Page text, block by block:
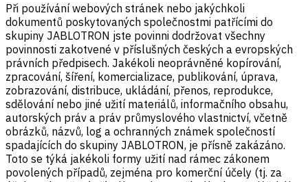
Při používání webových stránek nebo jakýchkoli
dokumentů poskytovaných společnostmi patřícími do
skupiny JABLOTRON jste povinni dodržovat všechny
povinnosti zakotvené v příslušných českých a evropských
právních předpisech. Jakékoli neoprávněné kopírování,
zpracování, šíření, komercializace, publikování, úprava,
zobrazování, distribuce, ukládání, přenos, reprodukce,
sdělování nebo jiné užití materiálů, informačního obsahu,
autorských práv a práv průmyslového vlastnictví, včetně
obrázků, názvů, log a ochranných známek společností
spadajících do skupiny JABLOTRON, je přísně zakázáno.
Toto se týká jakékoli formy užití nad rámec zákonem
povolených případů, zejména pro komerční účely (tj. za